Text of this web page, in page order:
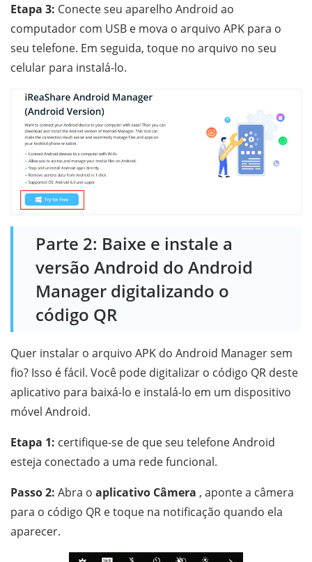
Etapa 3: Conecte seu aparelho Android ao
computador com USB e mova o arquivo APK para o
seu telefone. Em seguida, toque no arquivo no seu
celular para instalá-lo.
Parte 2: Baixe e instale a
versão Android do Android
Manager digitalizando o
código QR
Quer instalar o arquivo APK do Android Manager sem
fio? Isso é fácil. Você pode digitalizar o código QR deste
aplicativo para baixá-lo e instalá-lo em um dispositivo
móvel Android.
Etapa 1: certifique-se de que seu telefone Android
esteja conectado a uma rede funcional.
Passo 2: Abra o aplicativo Câmera , aponte a câmera
para o código QR e toque na notificação quando ela
aparecer.